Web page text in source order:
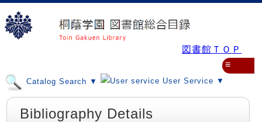
図書館ＴＯＰ
Catalog Search ▼ User Service ▼
≡
Bibliography Details